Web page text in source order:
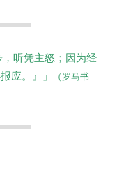
听凭主怒；因为经
应。』」
（罗马书